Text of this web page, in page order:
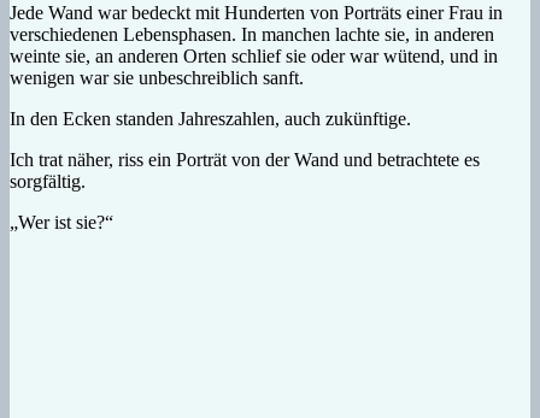
Jede Wand war bedeckt mit Hunderten von Porträts einer Frau in
verschiedenen Lebensphasen. In manchen lachte sie, in anderen
weinte sie, an anderen Orten schlief sie oder war wütend, und in
wenigen war sie unbeschreiblich sanft.
In den Ecken standen Jahreszahlen, auch zukünftige.
Ich trat näher, riss ein Porträt von der Wand und betrachtete es
sorgfältig.
„Wer ist sie?“